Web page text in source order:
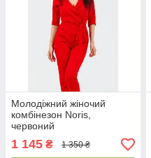
Молодіжний жіночий
комбінезон Noris,
червоний
1 145 ₴ 1 350 ₴